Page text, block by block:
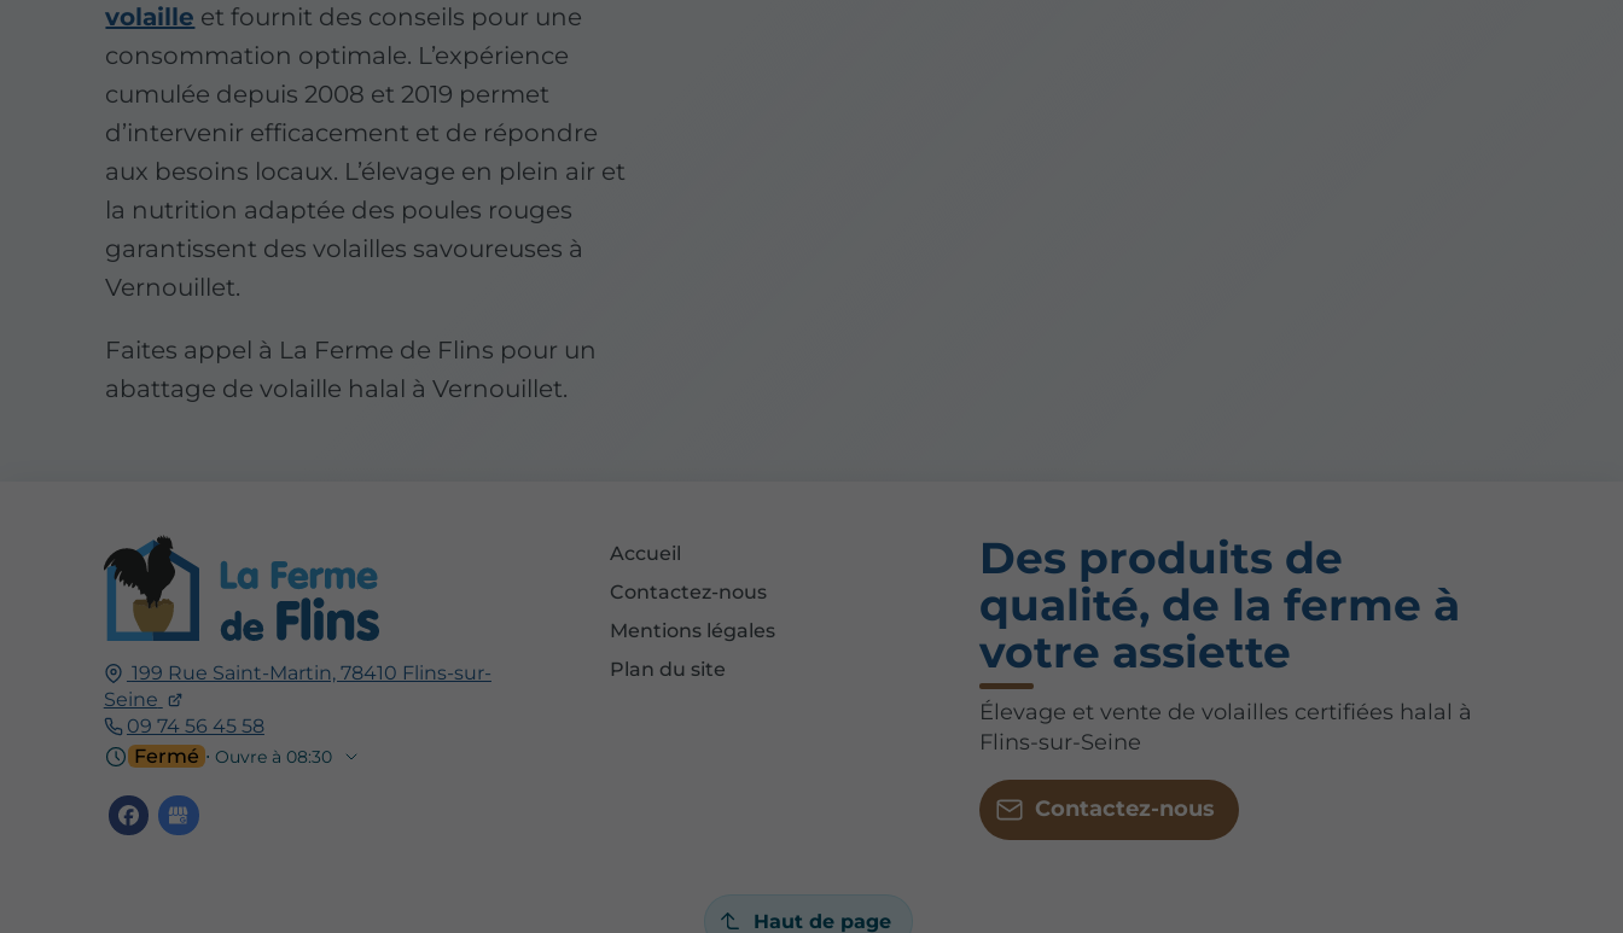
volaille et fournit des conseils pour une
consommation optimale. L’expérience
cumulée depuis 2008 et 2019 permet
d’intervenir efficacement et de répondre
aux besoins locaux. L’élevage en plein air et
la nutrition adaptée des poules rouges
garantissent des volailles savoureuses à
Vernouillet.
Faites appel à La Ferme de Flins pour un
abattage de volaille halal à Vernouillet.
199 Rue Saint-Martin, 78410 Flins-sur-
Seine
09 74 56 45 58
Fermé ⋅ Ouvre à 08:30
Accueil
Contactez-nous
Mentions légales
Plan du site
Des produits de
qualité, de la ferme à
votre assiette
Élevage et vente de volailles certifiées halal à
Flins-sur-Seine
Contactez-nous
Haut de page